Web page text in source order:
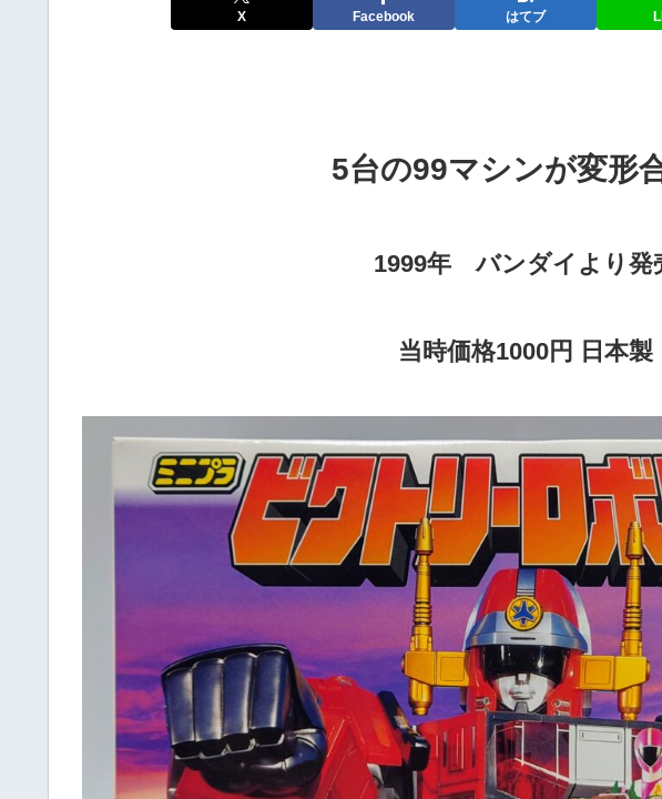
X Facebook はてブ
5台の99マシンが変形
1999年 バンダイより発
当時価格1000円 日本製